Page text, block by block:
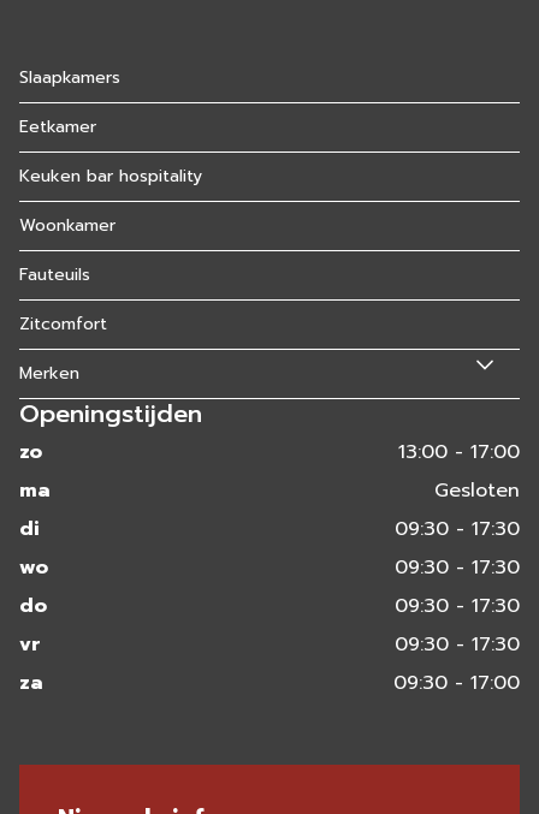
Slaapkamers
Eetkamer
Keuken bar hospitality
Woonkamer
Fauteuils
Zitcomfort
Merken
Openingstijden
zo
13:00 - 17:00
ma
Gesloten
di
09:30 - 17:30
wo
09:30 - 17:30
do
09:30 - 17:30
vr
09:30 - 17:30
za
09:30 - 17:00